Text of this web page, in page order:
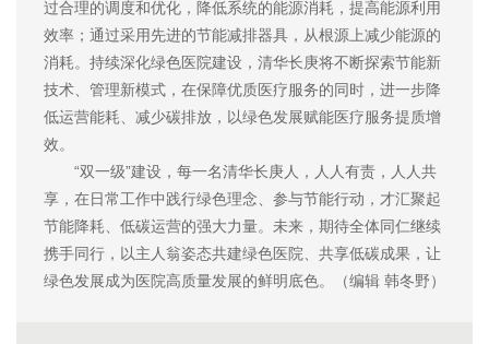
过合理的调度和优化，降低系统的能源消耗，提高能源利用
效率；通过采用先进的节能减排器具，从根源上减少能源的
消耗。持续深化绿色医院建设，清华长庚将不断探索节能新
技术、管理新模式，在保障优质医疗服务的同时，进一步降
低运营能耗、减少碳排放，以绿色发展赋能医疗服务提质增
效。
“双一级”建设，每一名清华长庚人，人人有责，人人共
享，在日常工作中践行绿色理念、参与节能行动，才汇聚起
节能降耗、低碳运营的强大力量。未来，期待全体同仁继续
携手同行，以主人翁姿态共建绿色医院、共享低碳成果，让
绿色发展成为医院高质量发展的鲜明底色。（编辑 韩冬野）